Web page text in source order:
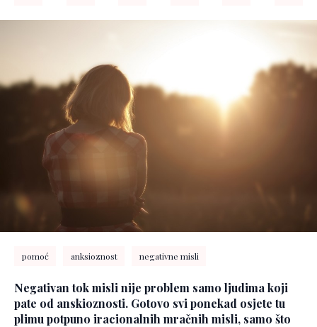
pomoć anksioznost negativne misli
Negativan tok misli nije problem samo ljudima koji
pate od anskioznosti. Gotovo svi ponekad osjete tu
plimu potpuno iracionalnih mračnih misli, samo što